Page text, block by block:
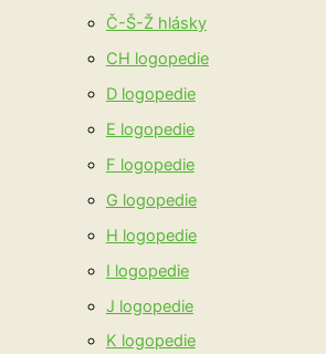
Č-Š-Ž hlásky
CH logopedie
D logopedie
E logopedie
F logopedie
G logopedie
H logopedie
I logopedie
J logopedie
K logopedie